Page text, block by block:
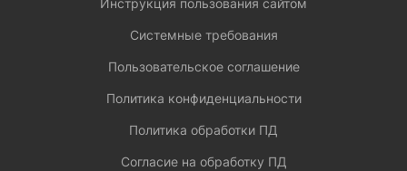
Инструкция пользования сайтом
Системные требования
Пользовательское соглашение
Политика конфиденциальности
Политика обработки ПД
Согласие на обработку ПД